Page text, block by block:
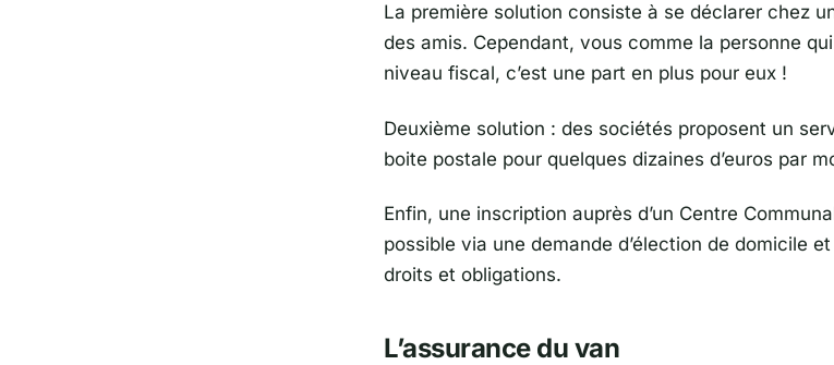
La première solution consiste à se déclarer chez
des amis. Cependant, vous comme la personne
niveau fiscal, c’est une part en plus pour eux !
Deuxième solution : des sociétés proposent un
boite postale pour quelques dizaines d’euros par
Enfin, une inscription auprès d’un Centre
possible via une demande d’élection de domicile
droits et obligations.
L’assurance du van